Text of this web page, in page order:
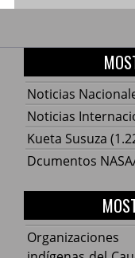
Noticias
Noticias
Kueta Susuza
Dcumentos
Organizaciones